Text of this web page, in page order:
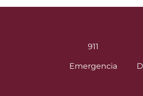
911
Emergencia